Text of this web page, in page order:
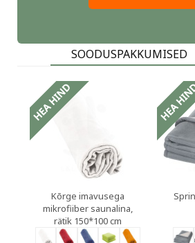
SOODUSPAKKUMISED
Kõrge imavusega
mikrofiiber saunalina,
rätik 150*100 cm